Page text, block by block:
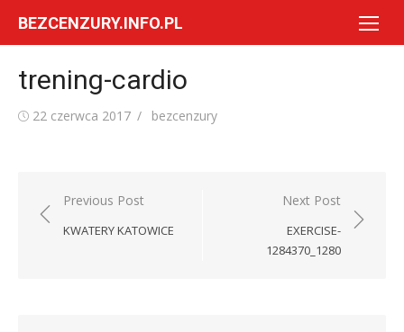
BEZCENZURY.INFO.PL
trening-cardio
Posted
22 czerwca 2017 Author
bezcenzury
Nawigacja
wpisu
Previous Post
KWATERY KATOWICE
Next Post
EXERCISE-
1284370_1280